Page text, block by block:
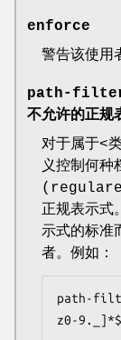
enforce
警告该使用
path-filter<
不允许的正
对于属于
义控制何种
正规表示式
示式的标准
者。例如：
path-
z0-